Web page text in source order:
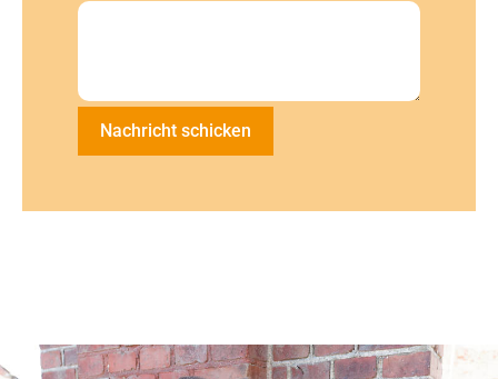
Nachricht schicken